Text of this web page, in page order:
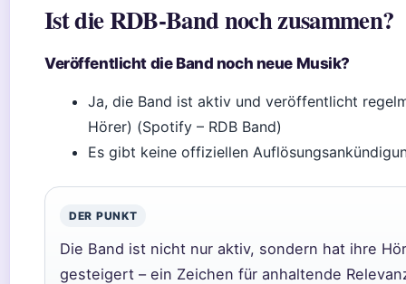
Ist die RDB-Band noch zusammen?
Veröffentlicht die Band noch neue Musik?
Ja, die Band ist aktiv und veröffentlicht
Hörer) (Spotify – RDB Band)
Es gibt keine offiziellen
DER PUNKT
Die Band ist nicht nur aktiv, sondern hat ihre
gesteigert – ein Zeichen für anhaltende